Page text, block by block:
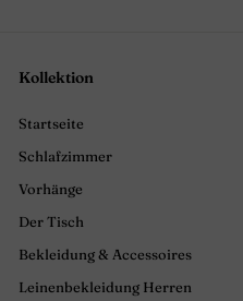
Kollektion
Startseite
Schlafzimmer
Vorhänge
Der Tisch
Bekleidung & Accessoires
Leinenbekleidung Herren